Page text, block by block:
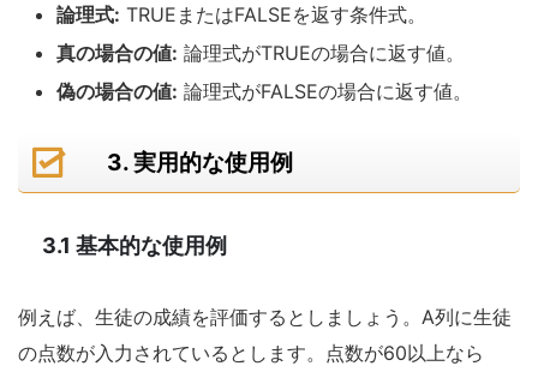
論理式: TRUEまたはFALSEを返す条件式。
真の場合の値: 論理式がTRUEの場合に返す値。
偽の場合の値: 論理式がFALSEの場合に返す値。
3. 実用的な使用例
3.1 基本的な使用例
例えば、生徒の成績を評価するとしましょう。A列に生徒
の点数が入力されているとします。点数が60以上なら